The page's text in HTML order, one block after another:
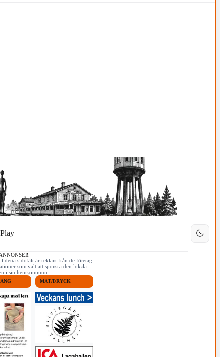
Play
i detta sidofält är reklam från de företag
som valt att sponsra den lokala
i sin hemkommun.
MAT/DRYCK